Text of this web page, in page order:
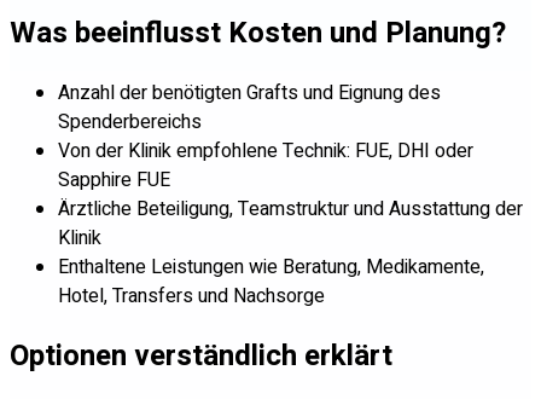
Was beeinflusst Kosten und Planung?
Anzahl der benötigten Grafts und Eignung des
Spenderbereichs
Von der Klinik empfohlene Technik: FUE, DHI oder
Sapphire FUE
Ärztliche Beteiligung, Teamstruktur und Ausstattung der
Klinik
Enthaltene Leistungen wie Beratung, Medikamente,
Hotel, Transfers und Nachsorge
Optionen verständlich erklärt